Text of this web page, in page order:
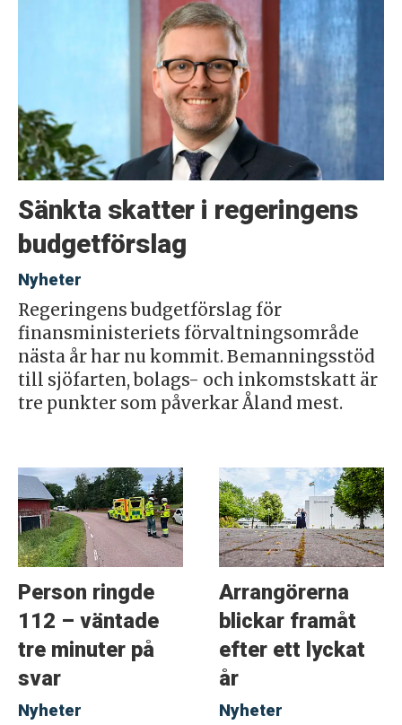
Sänkta skatter i regeringens
budgetförslag
Nyheter
Regeringens budgetförslag för
finansministeriets förvaltningsområde
nästa år har nu kommit. Bemanningsstöd
till sjöfarten, bolags- och inkomstskatt är
tre punkter som påverkar Åland mest.
Person ringde
112 – väntade
tre minuter på
svar
Nyheter
Arrangörerna
blickar framåt
efter ett lyckat
år
Nyheter